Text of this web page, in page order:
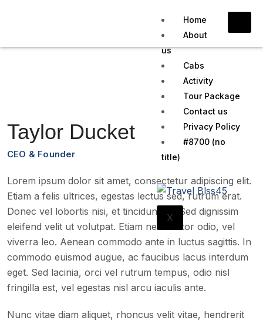
Home
About
us
Cabs
Activity
Tour Package
Contact us
Privacy Policy
#8700 (no
title)
X
Taylor Ducket
CEO & Founder
Lorem ipsum dolor sit amet, consectetur adipiscing elit.
Etiam a felis ultrices, egestas lectus sed, rutrum erat.
Donec vel lobortis nisi, et tincidunt ex. Sed dignissim
eleifend velit ut volutpat. Etiam nec auctor odio, vel
viverra leo. Aenean commodo ante in luctus sagittis. In
commodo euismod augue, ac faucibus lacus interdum
eget. Sed lacinia, orci vel rutrum tempus, odio nisl
fringilla est, vel egestas nisl arcu iaculis ante.
Nunc vitae diam aliquet, rhoncus velit vitae, hendrerit